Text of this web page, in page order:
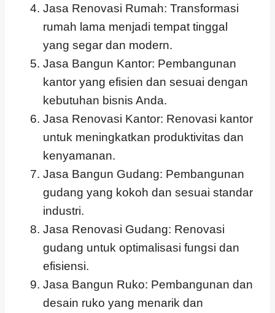
Jasa Renovasi Rumah: Transformasi
rumah lama menjadi tempat tinggal
yang segar dan modern.
Jasa Bangun Kantor: Pembangunan
kantor yang efisien dan sesuai dengan
kebutuhan bisnis Anda.
Jasa Renovasi Kantor: Renovasi kantor
untuk meningkatkan produktivitas dan
kenyamanan.
Jasa Bangun Gudang: Pembangunan
gudang yang kokoh dan sesuai standar
industri.
Jasa Renovasi Gudang: Renovasi
gudang untuk optimalisasi fungsi dan
efisiensi.
Jasa Bangun Ruko: Pembangunan dan
desain ruko yang menarik dan